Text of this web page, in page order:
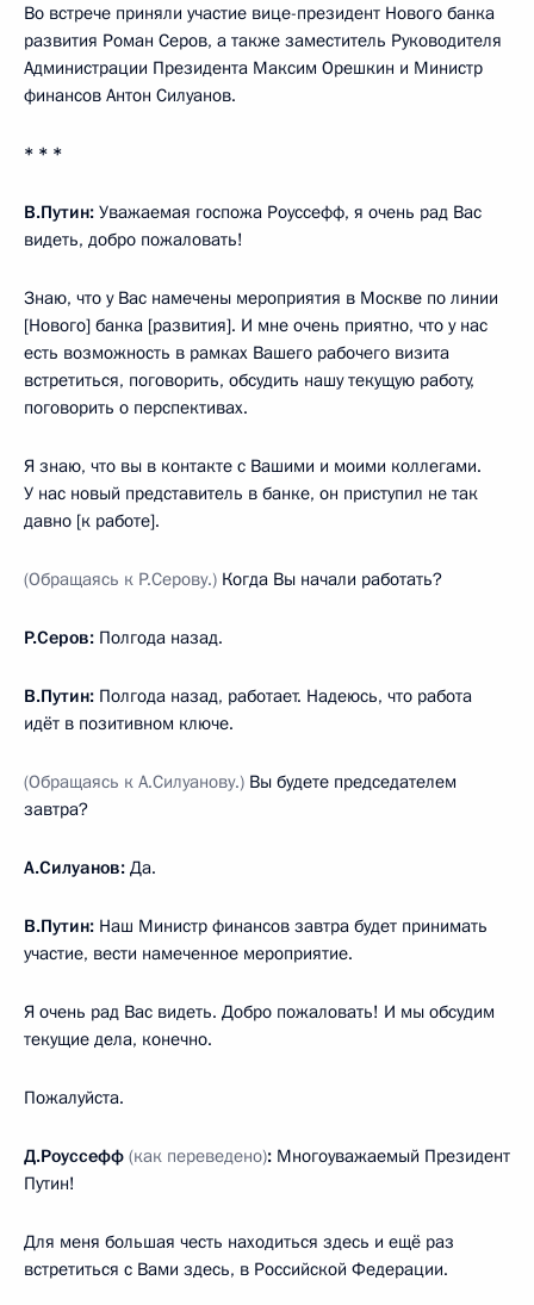
Во встрече приняли участие вице-президент Нового банка
развития Роман Серов, а также заместитель Руководителя
Администрации Президента Максим Орешкин и Министр
финансов Антон Силуанов.
* * *
В.Путин: Уважаемая госпожа Роуссефф, я очень рад Вас
видеть, добро пожаловать!
Знаю, что у Вас намечены мероприятия в Москве по линии
[Нового] банка [развития]. И мне очень приятно, что у нас
есть возможность в рамках Вашего рабочего визита
встретиться, поговорить, обсудить нашу текущую работу,
поговорить о перспективах.
Я знаю, что вы в контакте с Вашими и моими коллегами.
У нас новый представитель в банке, он приступил не так
давно [к работе].
(Обращаясь к Р.Серову.) Когда Вы начали работать?
Р.Серов: Полгода назад.
В.Путин: Полгода назад, работает. Надеюсь, что работа
идёт в позитивном ключе.
(Обращаясь к А.Силуанову.) Вы будете председателем
завтра?
А.Силуанов: Да.
В.Путин: Наш Министр финансов завтра будет принимать
участие, вести намеченное мероприятие.
Я очень рад Вас видеть. Добро пожаловать! И мы обсудим
текущие дела, конечно.
Пожалуйста.
Д.Роуссефф (как переведено): Многоуважаемый Президент
Путин!
Для меня большая честь находиться здесь и ещё раз
встретиться с Вами здесь, в Российской Федерации.